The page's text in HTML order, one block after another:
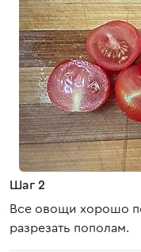
Шаг 2
Все овощи хорошо
разрезать пополам.